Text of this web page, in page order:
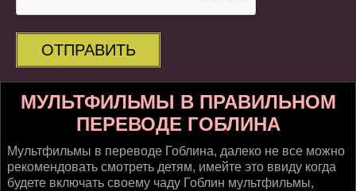
ОТПРАВИТЬ
МУЛЬТФИЛЬМЫ В ПРАВИЛЬНОМ
ПЕРЕВОДЕ ГОБЛИНА
Мультфильмы в переводе Гоблина, далеко не все можно
рекомендовать смотреть детям, имейте это ввиду когда
будете включать своему чаду Гоблин мультфильмы,